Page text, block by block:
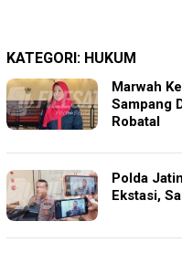
KATEGORI: HUKUM
Marwah
Sampang
Robatal
Polda
Ekstasi,